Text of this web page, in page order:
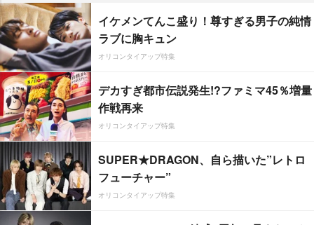
イケメンてんこ盛り！尊すぎる男子の純情
ラブに胸キュン
オリコンタイアップ特集
デカすぎ都市伝説発生!?ファミマ45％増量
作戦再来
オリコンタイアップ特集
SUPER★DRAGON、自ら描いた”レトロ
フューチャー”
オリコンタイアップ特集